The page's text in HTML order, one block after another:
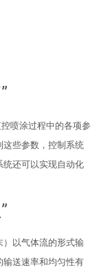
喷涂过程中的各项参
些参数，控制系统
统还可以实现自动化
）以气体流的形式输
输送速率和均匀性有